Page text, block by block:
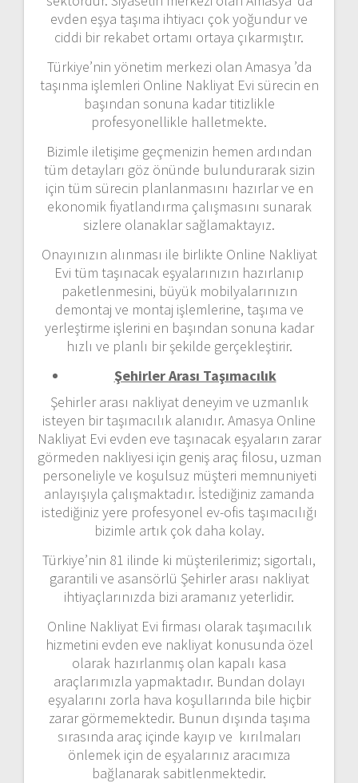
evden eşya taşıma ihtiyacı çok yoğundur ve
ciddi bir rekabet ortamı ortaya çıkarmıştır.
Türkiye’nin yönetim merkezi olan Amasya ’da
taşınma işlemleri Online Nakliyat Evi sürecin en
başından sonuna kadar titizlikle
profesyonellikle halletmekte.
Bizimle iletişime geçmenizin hemen ardından
tüm detayları göz önünde bulundurarak sizin
için tüm sürecin planlanmasını hazırlar ve en
ekonomik fiyatlandırma çalışmasını sunarak
sizlere olanaklar sağlamaktayız.
Onayınızın alınması ile birlikte Online Nakliyat
Evi tüm taşınacak eşyalarınızın hazırlanıp
paketlenmesini, büyük mobilyalarınızın
demontaj ve montaj işlemlerine, taşıma ve
yerleştirme işlerini en başından sonuna kadar
hızlı ve planlı bir şekilde gerçekleştirir.
Şehirler Arası Taşımacılık
Şehirler arası nakliyat deneyim ve uzmanlık
isteyen bir taşımacılık alanıdır. Amasya Online
Nakliyat Evi evden eve taşınacak eşyaların zarar
görmeden nakliyesi için geniş araç filosu, uzman
personeliyle ve koşulsuz müşteri memnuniyeti
anlayışıyla çalışmaktadır. İstediğiniz zamanda
istediğiniz yere profesyonel ev-ofis taşımacılığı
bizimle artık çok daha kolay.
Türkiye’nin 81 ilinde ki müşterilerimiz; sigortalı,
garantili ve asansörlü Şehirler arası nakliyat
ihtiyaçlarınızda bizi aramanız yeterlidir.
Online Nakliyat Evi firması olarak taşımacılık
hizmetini evden eve nakliyat konusunda özel
olarak hazırlanmış olan kapalı kasa
araçlarımızla yapmaktadır. Bundan dolayı
eşyalarını zorla hava koşullarında bile hiçbir
zarar görmemektedir. Bunun dışında taşıma
sırasında araç içinde kayıp ve kırılmaları
önlemek için de eşyalarınız aracımıza
bağlanarak sabitlenmektedir.